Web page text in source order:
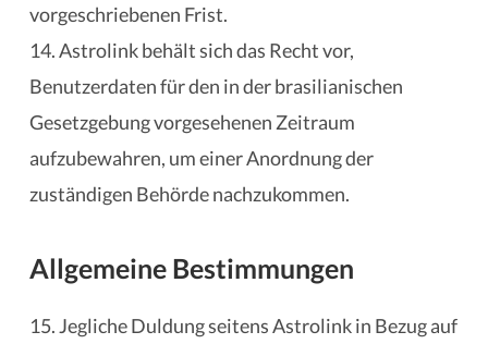
vorgeschriebenen Frist.
14. Astrolink behält sich das Recht vor,
Benutzerdaten für den in der brasilianischen
Gesetzgebung vorgesehenen Zeitraum
aufzubewahren, um einer Anordnung der
zuständigen Behörde nachzukommen.
Allgemeine Bestimmungen
15. Jegliche Duldung seitens Astrolink in Bezug auf